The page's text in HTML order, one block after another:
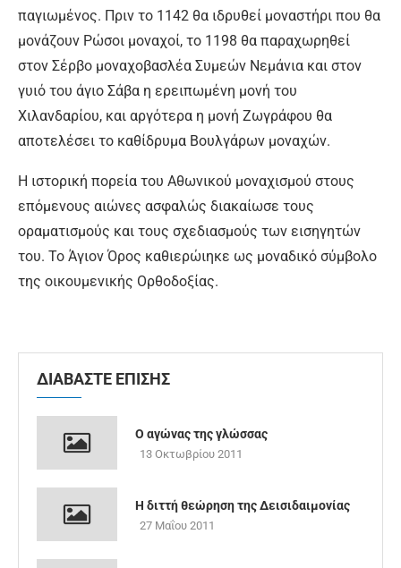
παγιωμένος. Πριν το 1142 θα ιδρυθεί μοναστήρι που θα
μονάζουν Ρώσοι μοναχοί, το 1198 θα παραχωρηθεί
στον Σέρβο μοναχοβασλέα Συμεών Νεμάνια και στον
γυιό του άγιο Σάβα η ερειπωμένη μονή του
Χιλανδαρίου, και αργότερα η μονή Ζωγράφου θα
αποτελέσει το καθίδρυμα Βουλγάρων μοναχών.
Η ιστορική πορεία του Αθωνικού μοναχισμού στους
επόμενους αιώνες ασφαλώς διακαίωσε τους
οραματισμούς και τους σχεδιασμούς των εισηγητών
του. Το Άγιον Όρος καθιερώιηκε ως μοναδικό σύμβολο
της οικουμενικής Ορθοδοξίας.
ΔΙΑΒΑΣΤΕ ΕΠΙΣΗΣ
Ο αγώνας της γλώσσας
13 Οκτωβρίου 2011
Η διττή θεώρηση της Δεισιδαιμονίας
27 Μαΐου 2011